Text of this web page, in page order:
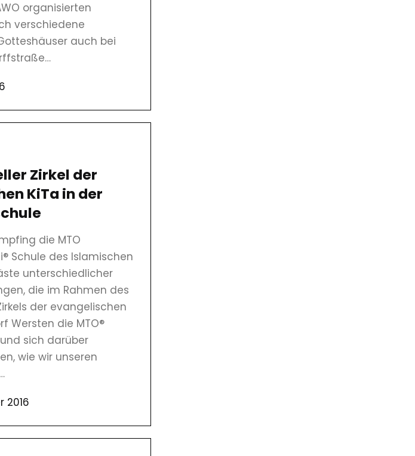
organisierten
verschiedene
auch bei
Zirkel der
KiTa in der
die MTO
Schule des Islamischen
unterschiedlicher
die im Rahmen des
der evangelischen
Wersten die MTO®
sich darüber
wie wir unseren
2016